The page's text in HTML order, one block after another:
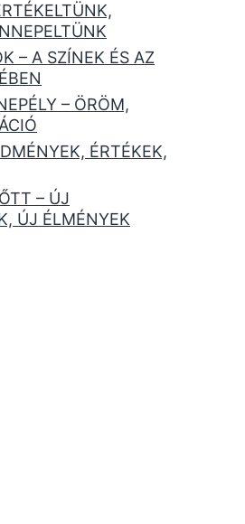
– A SZÍNEK ÉS AZ
– ÖRÖM,
ÉRTÉKEK,
– ÚJ
ÚJ ÉLMÉNYEK